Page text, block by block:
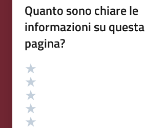
Quanto sono chiare le
informazioni su questa
pagina?
Valutazione